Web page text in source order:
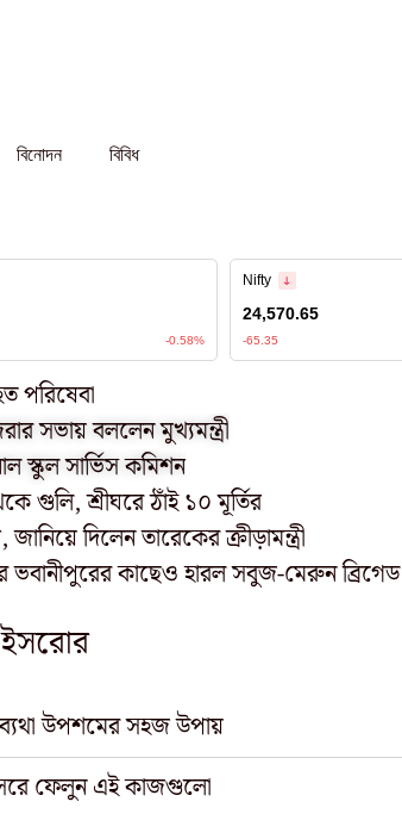
বিনোদন বিবিধ
পরিষেবা
সভায় বললেন মুখ্যমন্ত্রী
২০২৫-এর নিয়ম মেনেই নিয়োগ হবে, হাইকোর্টে জানাল স্কুল সার্ভিস কমিশন
গুলি, শ্রীঘরে ঠাঁই ১০ মূর্তির
দিলেন তারেকের ক্রীড়ামন্ত্রী
ভবানীপুরের কাছেও হারল সবুজ-মেরুন ব্রিগেড
ব্যথা উপশমের সহজ উপায়
ফেলুন এই কাজগুলো